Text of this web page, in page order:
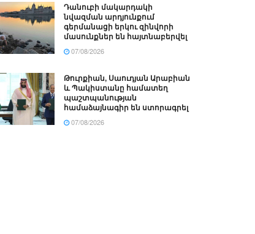
Դանուբի մակարդակի
նվազման արդյունքում
գերմանացի երկու զինվորի
մասունքներ են հայտնաբերվել
07/08/2026
Թուրքիան, Սաուդյան Արաբիան
և Պակիստանը համատեղ
պաշտպանության
համաձայնագիր են ստորագրել
07/08/2026